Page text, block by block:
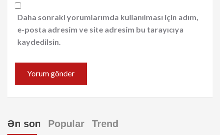
Daha sonraki yorumlarımda kullanılması için adım,
e-posta adresim ve site adresim bu tarayıcıya
kaydedilsin.
Ən son Popular Trend